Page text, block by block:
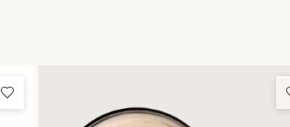
Добави в любими